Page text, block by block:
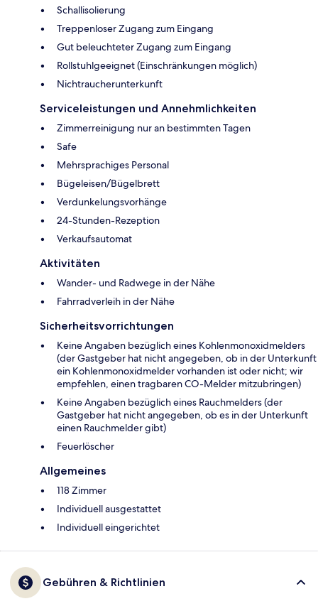
Schallisolierung
Treppenloser Zugang zum Eingang
Gut beleuchteter Zugang zum Eingang
Rollstuhlgeeignet (Einschränkungen möglich)
Nichtraucherunterkunft
Serviceleistungen und Annehmlichkeiten
Zimmerreinigung nur an bestimmten Tagen
Safe
Mehrsprachiges Personal
Bügeleisen/Bügelbrett
Verdunkelungsvorhänge
24-Stunden-Rezeption
Verkaufsautomat
Aktivitäten
Wander- und Radwege in der Nähe
Fahrradverleih in der Nähe
Sicherheitsvorrichtungen
Keine Angaben bezüglich eines Kohlenmonoxidmelders
(der Gastgeber hat nicht angegeben, ob in der Unterkunft
ein Kohlenmonoxidmelder vorhanden ist oder nicht; wir
empfehlen, einen tragbaren CO-Melder mitzubringen)
Keine Angaben bezüglich eines Rauchmelders (der
Gastgeber hat nicht angegeben, ob es in der Unterkunft
einen Rauchmelder gibt)
Feuerlöscher
Allgemeines
118 Zimmer
Individuell ausgestattet
Individuell eingerichtet
Gebühren & Richtlinien